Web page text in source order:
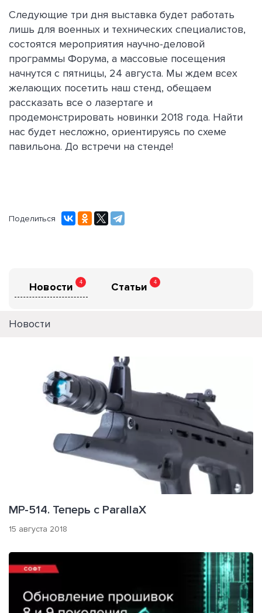
Следующие три дня выставка будет работать
лишь для военных и технических специалистов,
состоятся мероприятия научно-деловой
программы Форума, а массовые посещения
начнутся с пятницы, 24 августа. Мы ждем всех
желающих посетить наш стенд, обещаем
рассказать все о лазертаге и
продемонстрировать новинки 2018 года. Найти
нас будет несложно, ориентируясь по схеме
павильона. До встречи на стенде!
Поделиться
Новости 4 Статьи 4
Новости
МР-514. Теперь с ParallaX
15 августа 2018